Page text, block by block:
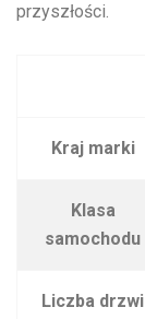
przyszłości.
Kraj marki
Klasa
samochodu
Liczba drzwi